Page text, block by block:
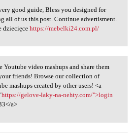
good guide, Bless
good guide, Bless you designed for
all of us this post. Continue advertisment.
dziecięce https://mebelki24.com.pl/
Youtube video mashups
Youtube video mashups and share them
friends! Browse our collection of
mashups created by other users! <a
https://gelove-laky-na-nehty.com/">login
a>